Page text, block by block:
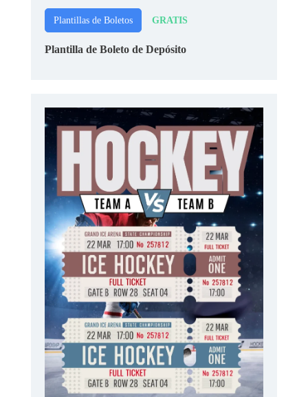
Plantillas de Boletos GRATIS
Plantilla de Boleto de Depósito